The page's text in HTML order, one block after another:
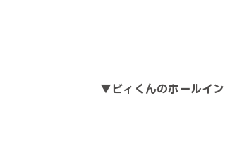
▼ビィくんのホールイ